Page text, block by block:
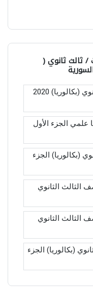
/ ثالث ثانوي (
نوطة رياضيات للصف الثالث الثانوي (بكالوريا) 2020
علمي الجزء الأول
(بكالوريا) الجزء
الثالث الثانوي
الثالث الثانوي
(بكالوريا) الجزء